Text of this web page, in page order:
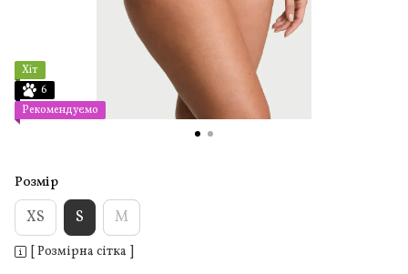
Хіт
6
Рекомендуємо
Розмір
XS S M
[ Розмірна сітка ]